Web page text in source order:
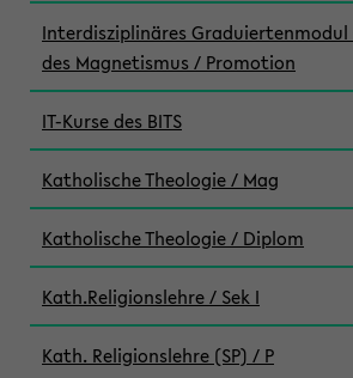
Interdisziplinäres Graduiertenmodul
des Magnetismus / Promotion
IT-Kurse des BITS
Katholische Theologie / Mag
Katholische Theologie / Diplom
Kath.Religionslehre / Sek I
Kath. Religionslehre (SP) / P